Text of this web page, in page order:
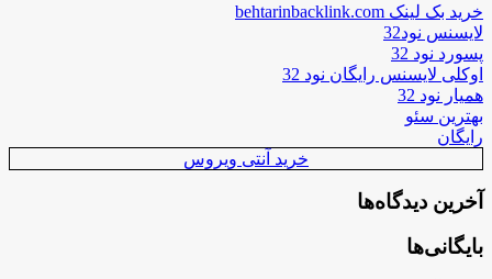
خرید بک لینک behtarinbacklink.com
لایسنس نود32
پسورد نود 32
اوکلی لایسنس رایگان نود 32
همیار نود 32
بهترین سئو
رایگان
خرید آنتی ویروس
آخرین دیدگاه‌ها
بایگانی‌ها